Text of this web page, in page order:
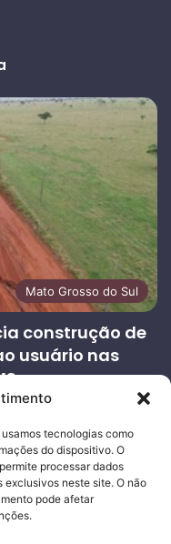
tecnologias como
do dispositivo. O
processar dados
neste site. O não
pode afetar
Mato Grosso do Sul
construção de
usuário nas
Web